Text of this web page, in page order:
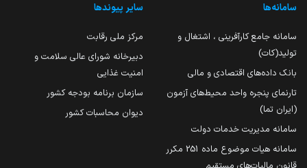
سامانه‌ها
سامانه جامع کارآفرینی ، اشتغال و
تولید(کات)
بانک داده‌های اقتصادی و مالی
تارنمای پنجره واحد محیط‌های آزمون
(ایران تما)
سامانه مدیریت خدمات دولت
سامانه هیات موضوع ماده 251 مکرر
سایر پیوندها
مرکز ملی رقابت
دبیرخانه شورای عالی سلامت و
امنیت غذایی
سازمان برنامه بودجه کشور
دیوان محاسبات کشور